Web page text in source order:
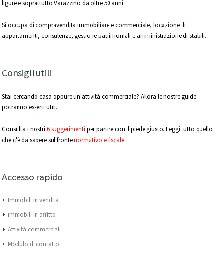
ligure e soprattutto Varazzino da oltre 50 anni.
Si occupa di compravendita immobiliare e commerciale, locazione di
appartamenti, consulenze, gestione patrimoniali e amministrazione di stabili.
Consigli utili
Stai cercando casa oppure un'attività commerciale? Allora le nostre guide
potranno esserti utili.
Consulta i nostri 6 suggerimenti per partire con il piede giusto. Leggi tutto quello
che c'è da sapere sul frontenormativo e fiscale.
Accesso rapido
Immobili in vendita
Immobili in affitto
Attività commerciali
Modulo di contatto